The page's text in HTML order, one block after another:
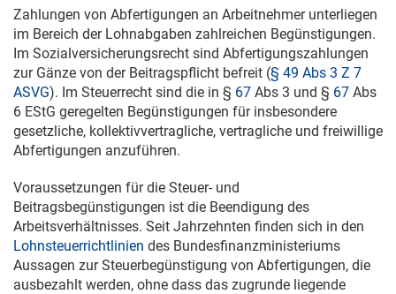
Zahlungen von Abfertigungen an Arbeitnehmer unterliegen
im Bereich der Lohnabgaben zahlreichen Begünstigungen.
Im Sozialversicherungsrecht sind Abfertigungszahlungen
zur Gänze von der Beitragspflicht befreit (§ 49 Abs 3 Z 7
ASVG). Im Steuerrecht sind die in § 67 Abs 3 und § 67 Abs
6 EStG geregelten Begünstigungen für insbesondere
gesetzliche, kollektivvertragliche, vertragliche und freiwillige
Abfertigungen anzuführen.
Voraussetzungen für die Steuer- und
Beitragsbegünstigungen ist die Beendigung des
Arbeitsverhältnisses. Seit Jahrzehnten finden sich in den
Lohnsteuerrichtlinien des Bundesfinanzministeriums
Aussagen zur Steuerbegünstigung von Abfertigungen, die
ausbezahlt werden, ohne dass das zugrunde liegende